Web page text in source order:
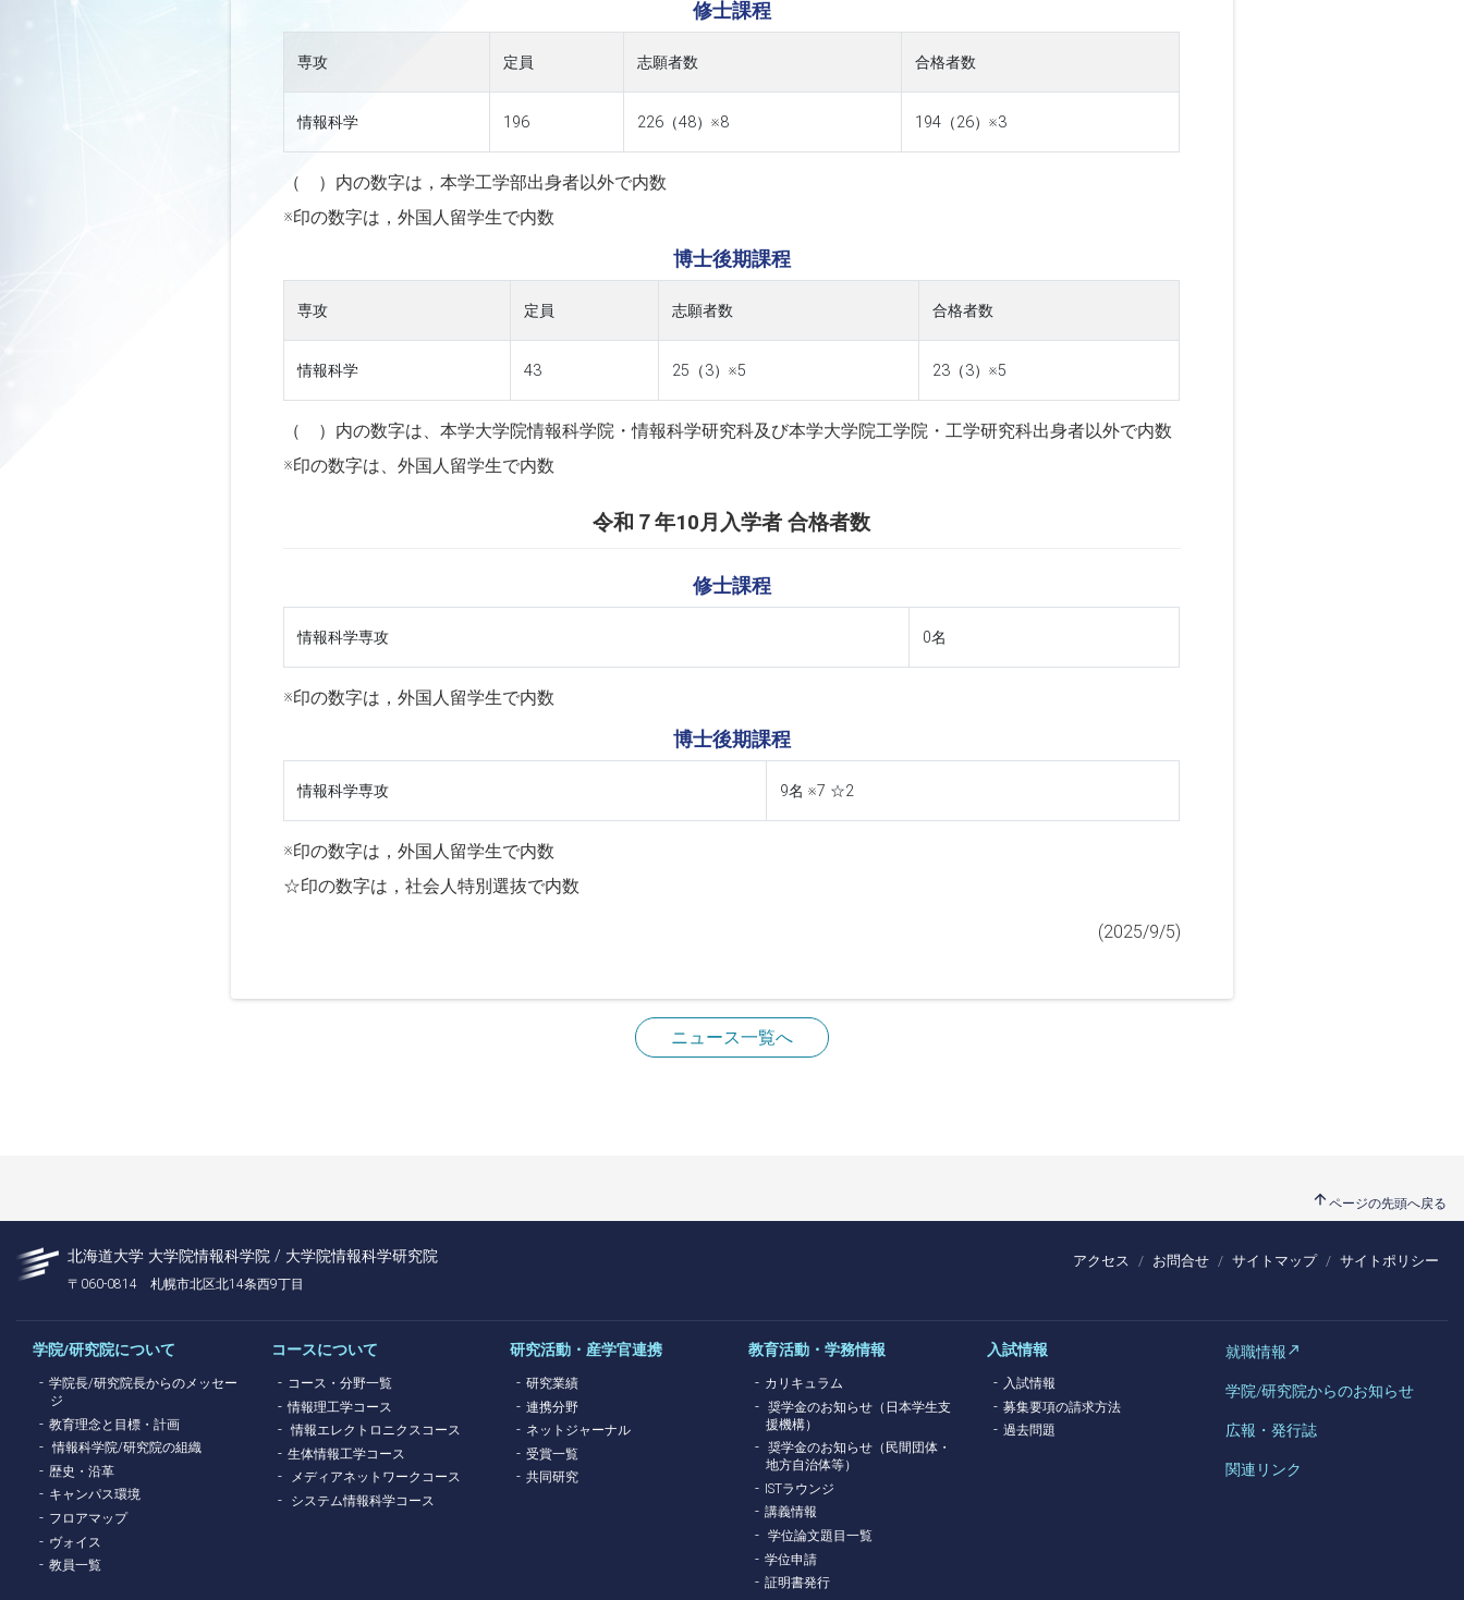
修士課程
専攻 定員 志願者数 合格者数
情報科学 196 226（48）※8 194（26）※3
（ ）内の数字は，本学工学部出身者以外で内数
※印の数字は，外国人留学生で内数
博士後期課程
専攻 定員 志願者数 合格者数
情報科学 43 25（3）※5 23（3）※5
（ ）内の数字は、本学大学院情報科学院・情報科学研究科及び本学大学院工学院・工学研究科出身者以外で内数
※印の数字は、外国人留学生で内数
令和７年10月入学者 合格者数
修士課程
情報科学専攻 0名
※印の数字は，外国人留学生で内数
博士後期課程
情報科学専攻 9名 ※7 ☆2
※印の数字は，外国人留学生で内数
☆印の数字は，社会人特別選抜で内数
(2025/9/5)
ニュース一覧へ
arrow_upward ページの先頭へ戻る
北海道大学 大学院情報科学院 / 大学院情報科学研究院
〒060-0814 札幌市北区北14条西9丁目
アクセス お問合せ サイトマップ サイトポリシー
学院/研究院について
学院長/研究院長からのメッセー
ジ
教育理念と目標・計画
情報科学院/研究院の組織
歴史・沿革
キャンパス環境
フロアマップ
ヴォイス
教員一覧
コースについて
コース・分野一覧
情報理工学コース
情報エレクトロニクスコース
生体情報工学コース
メディアネットワークコース
システム情報科学コース
研究活動・産学官連携
研究業績
連携分野
ネットジャーナル
受賞一覧
共同研究
教育活動・学務情報
カリキュラム
奨学金のお知らせ（日本学生支
援機構）
奨学金のお知らせ（民間団体・
地方自治体等）
ISTラウンジ
講義情報
学位論文題目一覧
学位申請
証明書発行
入試情報
入試情報
募集要項の請求方法
過去問題
就職情報
学院/研究院からのお知らせ
広報・発行誌
関連リンク